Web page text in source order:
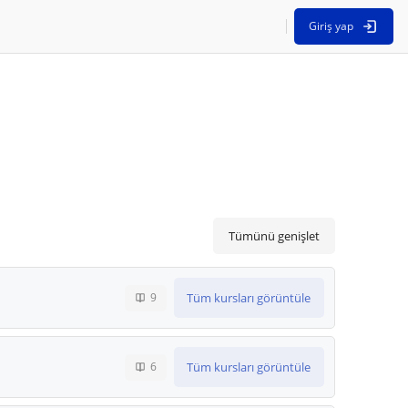
Giriş yap
Tümünü genişlet
9 Tüm kursları görüntüle
6 Tüm kursları görüntüle